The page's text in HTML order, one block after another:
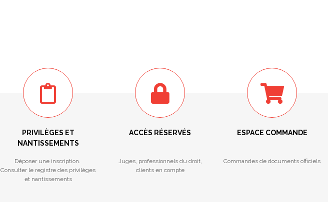
PRIVILÈGES ET
NANTISSEMENTS
Déposer une inscription.
Consulter le registre des privilèges
et nantissements
ACCÈS RÉSERVÉS
Juges, professionnels du droit,
clients en compte
ESPACE COMMANDE
Commandes de documents officiels